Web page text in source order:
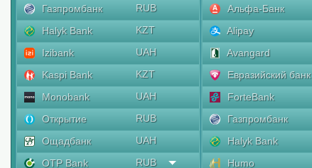
Газпромбанк
RUB
Halyk Bank
KZT
Izibank
UAH
Kaspi Bank
KZT
Monobank
UAH
Открытие
RUB
Ощадбанк
UAH
OTP Bank
RUB
Альфа-Банк
Alipay
Avangard
Евразийский банк
ForteBank
Газпромбанк
Halyk Bank
Humo